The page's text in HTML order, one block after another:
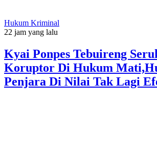
Hukum Kriminal
22 jam yang lalu
Kyai Ponpes Tebuireng
Koruptor Di Hukum
Penjara Di Nilai Tak Lagi